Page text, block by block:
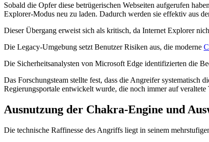
Sobald die Opfer diese betrügerischen Webseiten aufgerufen
Explorer-Modus neu zu laden. Dadurch werden sie effektiv aus
Dieser Übergang erweist sich als kritisch, da Internet Explorer
Die Legacy-Umgebung setzt Benutzer Risiken aus, die moderne
Die Sicherheitsanalysten von Microsoft Edge identifizierten die
Das Forschungsteam stellte fest, dass die Angreifer
Regierungsportale entwickelt wurde, die noch immer auf
Ausnutzung der Chakra-Engine und
Die technische Raffinesse des Angriffs liegt in seinem